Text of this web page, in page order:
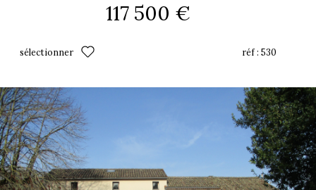
117 500 €
sélectionner réf : 530